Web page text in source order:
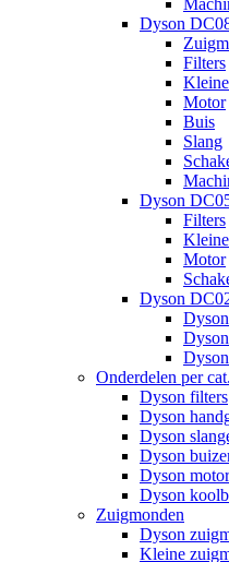
Dyson
Filters
Motor
Buis
Slang
Dyson
Filters
Motor
Dyson
Onderdelen per cat.
Dyson filters
Dyson
Dyson
Dyson
Dyson
Dyson
Zuigmonden
Dyson
Kleine